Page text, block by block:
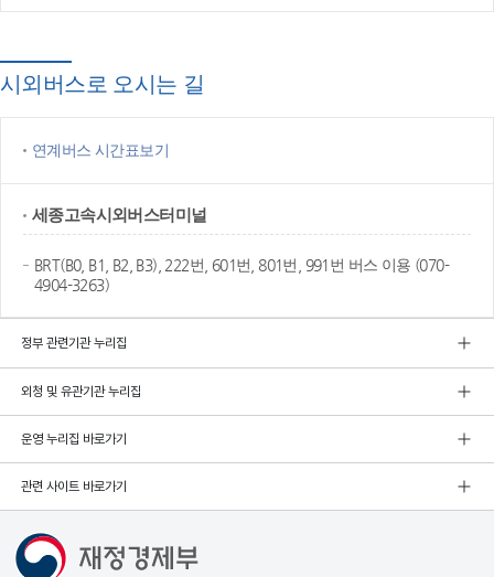
시외버스로 오시는 길
연계버스 시간표보기
세종고속시외버스터미널
BRT(B0, B1, B2, B3), 222번, 601번, 801번, 991번 버스 이용 (070-
4904-3263)
정부 관련기관 누리집
외청 및 유관기관 누리집
운영 누리집 바로가기
관련 사이트 바로가기